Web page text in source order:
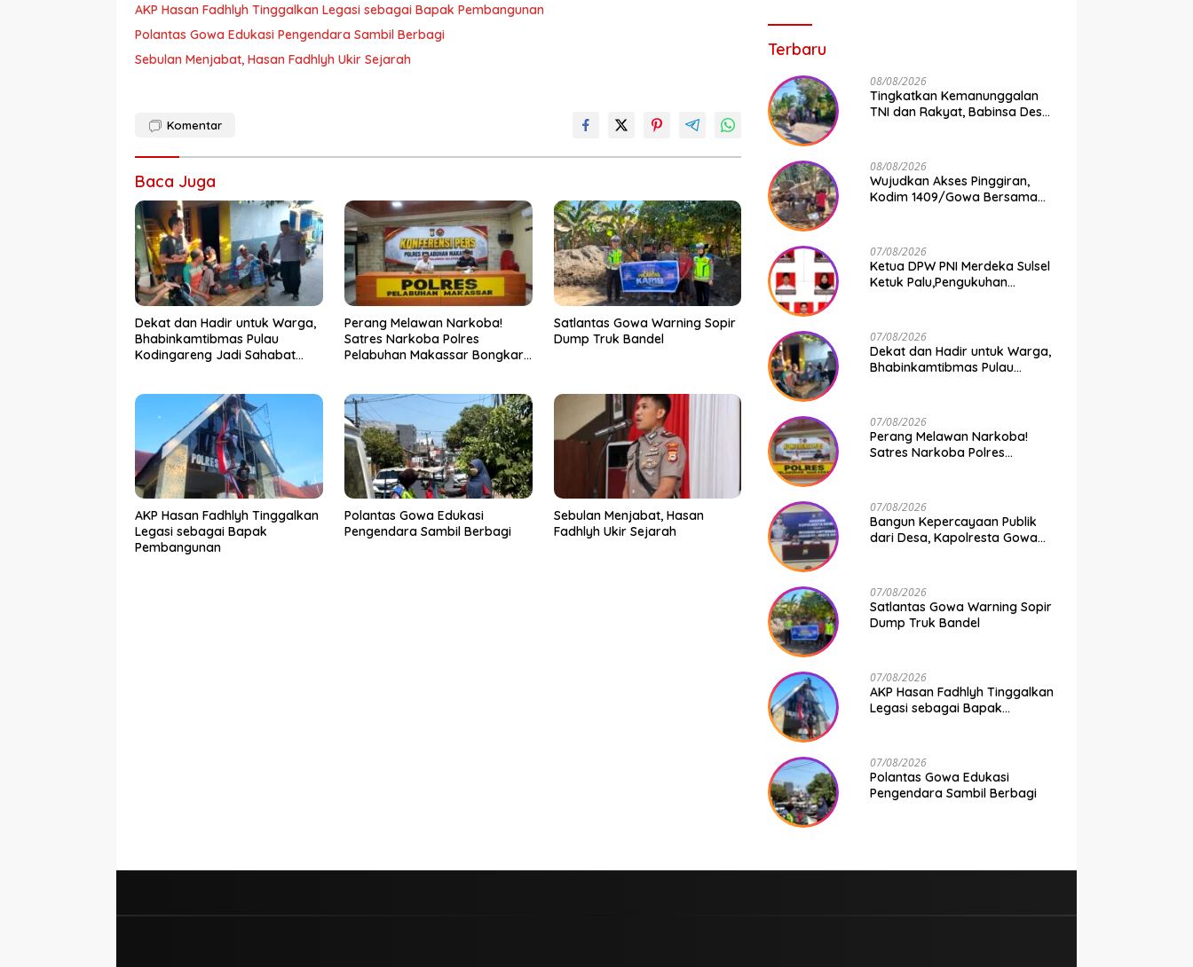
AKP Hasan Fadhlyh Tinggalkan Legasi sebagai Bapak Pembangunan
Polantas Gowa Edukasi Pengendara Sambil Berbagi
Sebulan Menjabat, Hasan Fadhlyh Ukir Sejarah
Komentar
Baca Juga
Dekat dan Hadir untuk Warga,
Bhabinkamtibmas Pulau
Kodingareng Jadi Sahabat
Perang Melawan Narkoba!
Satres Narkoba Polres
Pelabuhan Makassar Bongkar
Satlantas Gowa Warning Sopir
Dump Truk Bandel
AKP Hasan Fadhlyh Tinggalkan
Legasi sebagai Bapak
Pembangunan
Polantas Gowa Edukasi
Pengendara Sambil Berbagi
Sebulan Menjabat, Hasan
Fadhlyh Ukir Sejarah
Terbaru
08/08/2026
Tingkatkan Kemanunggalan
TNI dan Rakyat, Babinsa Desa
Bakti
08/08/2026
Wujudkan Akses Pinggiran,
Kodim 1409/Gowa Bersama
07/08/2026
Ketua DPW PNI Merdeka Sulsel
Ketuk Palu,Pengukuhan
07/08/2026
Dekat dan Hadir untuk Warga,
Bhabinkamtibmas Pulau
07/08/2026
Perang Melawan Narkoba!
Satres Narkoba Polres
Ditangkap
07/08/2026
Bangun Kepercayaan Publik
dari Desa, Kapolresta Gowa
Jajaran Polresta Gowa
07/08/2026
Satlantas Gowa Warning Sopir
Dump Truk Bandel
07/08/2026
AKP Hasan Fadhlyh Tinggalkan
Legasi sebagai Bapak
07/08/2026
Polantas Gowa Edukasi
Pengendara Sambil Berbagi